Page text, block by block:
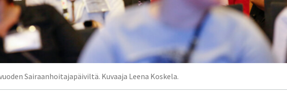
Sairaanhoitajapäiviltä. Kuvaaja Leena Koskela.